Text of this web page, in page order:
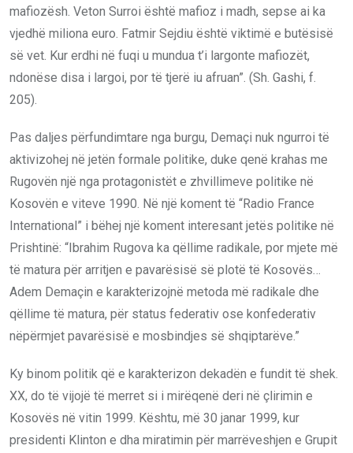
mafiozësh. Veton Surroi është mafioz i madh, sepse ai ka
vjedhë miliona euro. Fatmir Sejdiu është viktimë e butësisë
së vet. Kur erdhi në fuqi u mundua t’i largonte mafiozët,
ndonëse disa i largoi, por të tjerë iu afruan”. (Sh. Gashi, f.
205).
Pas daljes përfundimtare nga burgu, Demaçi nuk ngurroi të
aktivizohej në jetën formale politike, duke qenë krahas me
Rugovën një nga protagonistët e zhvillimeve politike në
Kosovën e viteve 1990. Në një koment të “Radio France
International” i bëhej një koment interesant jetës politike në
Prishtinë: “Ibrahim Rugova ka qëllime radikale, por mjete më
të matura për arritjen e pavarësisë së plotë të Kosovës…
Adem Demaçin e karakterizojnë metoda më radikale dhe
qëllime të matura, për status federativ ose konfederativ
nëpërmjet pavarësisë e mosbindjes së shqiptarëve.”
Ky binom politik që e karakterizon dekadën e fundit të shek.
XX, do të vijojë të merret si i mirëqenë deri në çlirimin e
Kosovës në vitin 1999. Kështu, më 30 janar 1999, kur
presidenti Klinton e dha miratimin për marrëveshjen e Grupit